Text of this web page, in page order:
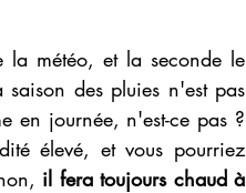
la météo, et la seconde le
des pluies n'est pas
en journée, n'est-ce pas ?
élevé, et vous pourriez
il fera toujours chaud à